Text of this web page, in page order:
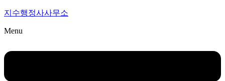
지수행정사사무소
Menu